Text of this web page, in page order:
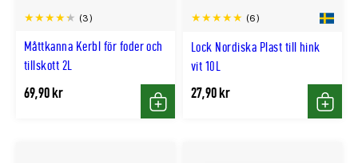
Måttkanna Kerbl för foder och
tillskott 2L
(3)
69,90 kr
Köp
Lock Nordiska Plast till hink
vit 10L
(6)
27,90 kr
Köp